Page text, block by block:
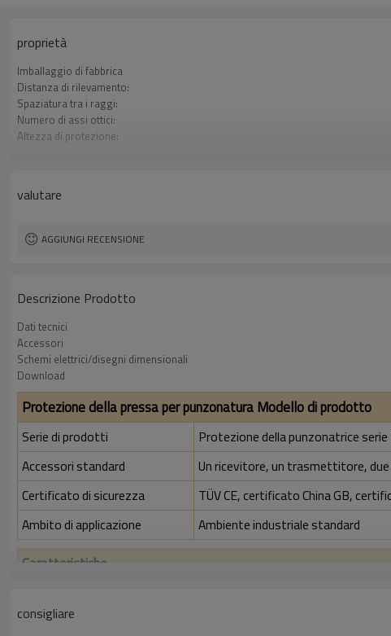
proprietà
Imballaggio di fabbrica
Distanza di rilevamento:
Spaziatura tra i raggi:
Numero di assi ottici:
Altezza di protezione:
Certificazione:
valutare
AGGIUNGI RECENSIONE
Descrizione Prodotto
Dati tecnici
Accessori
Schemi elettrici/disegni dimensionali
Download
Protezione della pressa per punzonatura Modello di prodotto
Serie di prodotti
Protezione della punzonatrice serie
Accessori standard
Un ricevitore, un trasmettitore,
Certificato di sicurezza
TÜV CE, certificato China GB,
Ambito di applicazione
Ambiente industriale standard
Caratteristiche
Controlla la precisione
consigliare